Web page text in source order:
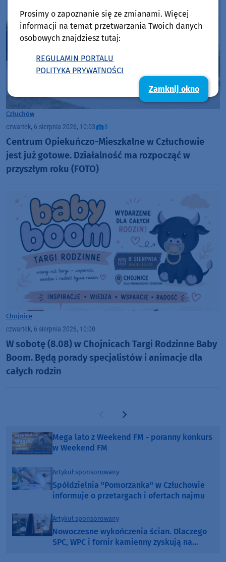
Człuchów
czwartek, 6 sierpnia 2026, 10:03 8
Centrum Opiekuńczo-Mieszkalne w Człuchowie
jest już gotowe. Działalność ma rozpocząć w
przyszłym roku (FOTO)
Chojnice
czwartek, 6 sierpnia 2026, 10:00
W sobotę (8.08) w Chojnicach Targi Rodzinne Baby
Boom. Będą porady specjalistów i animacje dla
całych rodzin
Poprzednia strona
Następna strona
Mega lato z Weekend FM - poranny konkurs
w Weekend FM
Artykuł sponsorowany
Spółdzielnia "Pomorzanka" w Człuchowie
informuje o przetargach i ofertach najmu
Artykuł sponsorowany
Nowoczesne wykończenia ścian. Dlaczego
SPC, WPC i fornir kamienny zyskują na
Prosimy o zapoznanie się ze zmianami. Więcej
informacji na temat przetwarzania Twoich danych
osobowych znajdziesz tutaj:
REGULAMIN PORTALU
POLITYKA PRYWATNOŚCI
Zamknij okno